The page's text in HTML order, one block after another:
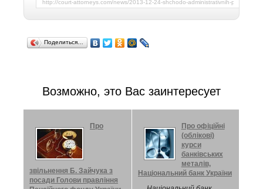
Поделиться…
Возможно, это Вас заинтересует
Про
звільнення Б. Зайчука з
посади Голови правління
Про офіційні
(облікові)
курси
банківських
металів,
Національний банк України